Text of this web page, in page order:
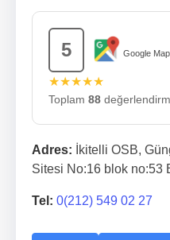
5 Google
★★★★★
Toplam 88
Adres: İkitelli OSB,
Sitesi No:16 blok no:53
Tel: 0(212) 549 02 27